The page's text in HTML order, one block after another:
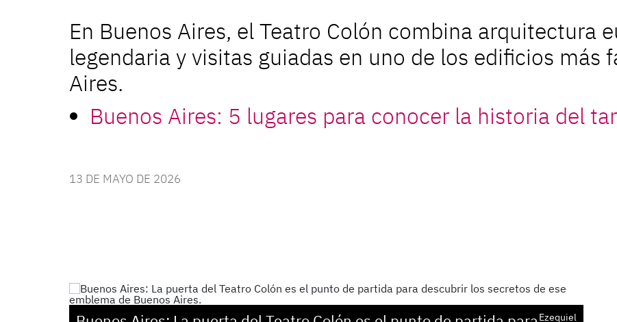
En Buenos Aires, el Teatro Colón combina arquitectura
legendaria y visitas guiadas en uno de los edificios más
Aires.
Buenos Aires: 5 lugares para conocer la historia del
13 DE MAYO DE 2026
Ezequiel